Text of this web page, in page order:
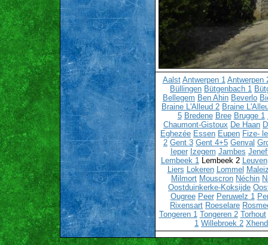
Aalst Antwerpen 1 Antwerpen
Büllingen Bütgenbach 1
Bellegem Ben Ahin Beverlo
Braine L'Alleud 2 Braine
5 Bredene Bree Brugge 1
Chaumont-Gistoux De Haan
Eghezée Essen Eupen Fize-
2 Gent 3 Gent 4+5 Genval
Ieper Izegem Jambes
Lembeek 1Lembeek 2 Leuven
Liers Lokeren Lommel
Milmort Mouscron Néchin
Oostduinkerke-Koksijde
Ougree Peer Peruwelz 1
Rixensart Roeselare
Tongeren 1 Tongeren 2 Torhout
1 Willebroek 2